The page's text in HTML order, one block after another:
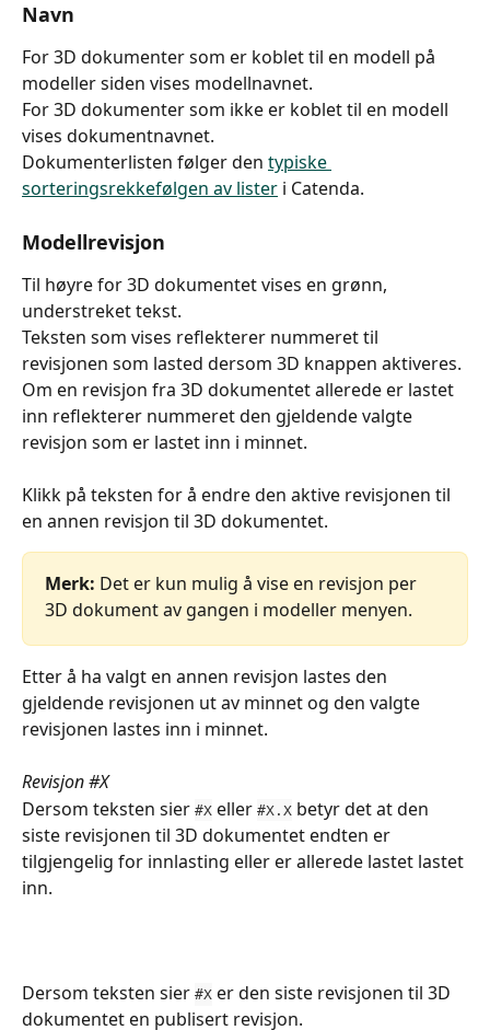
Navn
For 3D dokumenter som er koblet til en modell på
modeller siden vises modellnavnet.
For 3D dokumenter som ikke er koblet til en modell
vises dokumentnavnet.
Dokumenterlisten følger den typiske
sorteringsrekkefølgen av lister i Catenda.
​Modellrevisjon
Til høyre for 3D dokumentet vises en grønn,
understreket tekst.
Teksten som vises reflekterer nummeret til
revisjonen som lasted dersom 3D knappen aktiveres.
Om en revisjon fra 3D dokumentet allerede er lastet
inn reflekterer nummeret den gjeldende valgte
revisjon som er lastet inn i minnet.
Klikk på teksten for å endre den aktive revisjonen til
en annen revisjon til 3D dokumentet.
Merk: Det er kun mulig å vise en revisjon per
3D dokument av gangen i modeller menyen.
Etter å ha valgt en annen revisjon lastes den
gjeldende revisjonen ut av minnet og den valgte
revisjonen lastes inn i minnet.
Revisjon #X
Dersom teksten sier #X eller #X.X betyr det at den
siste revisjonen til 3D dokumentet endten er
tilgjengelig for innlasting eller er allerede lastet lastet
inn.
Dersom teksten sier #X er den siste revisjonen til 3D
dokumentet en publisert revisjon.